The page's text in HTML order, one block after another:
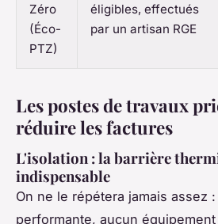
Zéro
(Éco-
PTZ)
éligibles, effectués
par un artisan RGE
Les postes de travaux
réduire les factures
L'isolation : la barrière
indispensable
On ne le répétera jamais assez
performante, aucun